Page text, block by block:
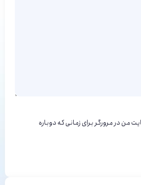
من در مرورگر برای زمانی که دوباره